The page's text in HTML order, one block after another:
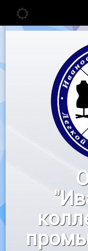
Главная
Педагогу
Воспитательная
«Профессионалы»
Перейти